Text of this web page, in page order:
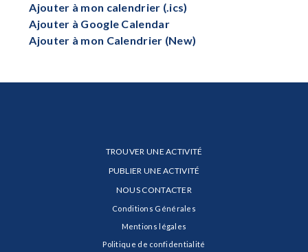
Ajouter à mon calendrier (.ics)
Ajouter à Google Calendar
Ajouter à mon Calendrier (New)
TROUVER UNE ACTIVITÉ
PUBLIER UNE ACTIVITÉ
NOUS CONTACTER
Conditions Générales
Mentions légales
Politique de confidentialité